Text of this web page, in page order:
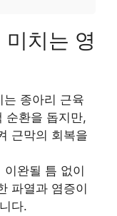
치는 영
는 종아리 근육
순환을 돕지만,
근막의 회복을
이완될 틈 없이
파열과 염증이
다.